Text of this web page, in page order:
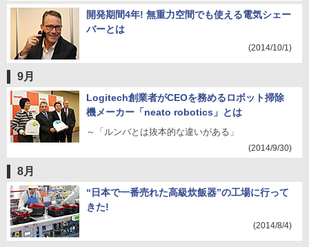
開発期間4年! 無重力空間でも使える電気シェー
バーとは
(2014/10/1)
9月
Logitech創業者がCEOを務めるロボット掃除
機メーカー「neato robotics」とは
～「ルンバとは抜本的な違いがある」
(2014/9/30)
8月
“日本で一番売れた高級炊飯器”の工場に行って
きた!
(2014/8/4)